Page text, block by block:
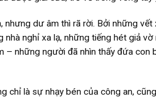
nhưng dư âm thì rã rời. Bởi những
nhà nghỉ xa lạ, những tiếng hét giả
– những người đã nhìn thấy đứa
chỉ là sự nhạy bén của công an,